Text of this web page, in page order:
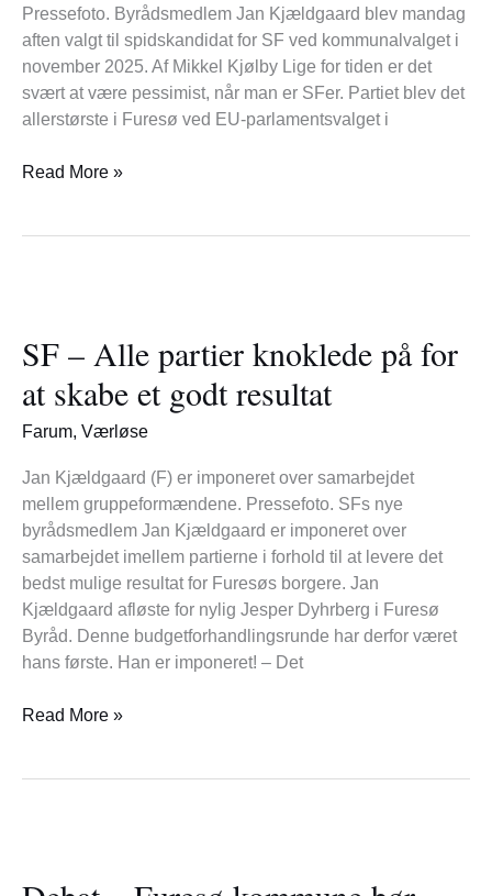
Pressefoto. Byrådsmedlem Jan Kjældgaard blev mandag
aften valgt til spidskandidat for SF ved kommunalvalget i
november 2025. Af Mikkel Kjølby Lige for tiden er det
svært at være pessimist, når man er SFer. Partiet blev det
allerstørste i Furesø ved EU-parlamentsvalget i
Read More »
SF – Alle partier knoklede på for
at skabe et godt resultat
Farum, Værløse
Jan Kjældgaard (F) er imponeret over samarbejdet
mellem gruppeformændene. Pressefoto. SFs nye
byrådsmedlem Jan Kjældgaard er imponeret over
samarbejdet imellem partierne i forhold til at levere det
bedst mulige resultat for Furesøs borgere. Jan
Kjældgaard afløste for nylig Jesper Dyhrberg i Furesø
Byråd. Denne budgetforhandlingsrunde har derfor været
hans første. Han er imponeret! – Det
Alle
partier
knoklede
på
at
skabe
et
godt
resultat
Read More »
Furesø